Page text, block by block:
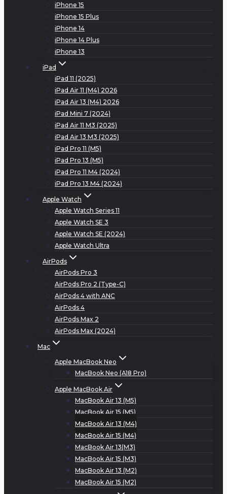
iPhone 15
iPhone 15 Plus
iPhone 14
iPhone 14 Plus
iPhone 13
iPad
iPad 11 (2025)
iPad Air 11 (M4) 2026
iPad Air 13 (M4) 2026
iPad Mini 7 (2024)
iPad Air 11 M3 (2025)
iPad Air 13 M3 (2025)
iPad Pro 11 (M5)
iPad Pro 13 (M5)
iPad Pro 11 M4 (2024)
iPad Pro 13 M4 (2024)
Apple Watch
Apple Watch Series 11
Apple Watch SE 3
Apple Watch SE (2024)
Apple Watch Ultra
AirPods
AirPods Pro 3
AirPods Pro 2 (Type-C)
AirPods 4 with ANC
AirPods 4
AirPods Max 2
AirPods Max (2024)
Mac
Apple MacBook Neo
MacBook Neo (A18 Pro)
Apple MacBook Air
MacBook Air 13 (M5)
MacBook Air 15 (M5)
MacBook Air 13 (M4)
MacBook Air 15 (M4)
MacBook Air 13(M3)
MacBook Air 15 (M3)
MacBook Air 13 (M2)
MacBook Air 15 (M2)